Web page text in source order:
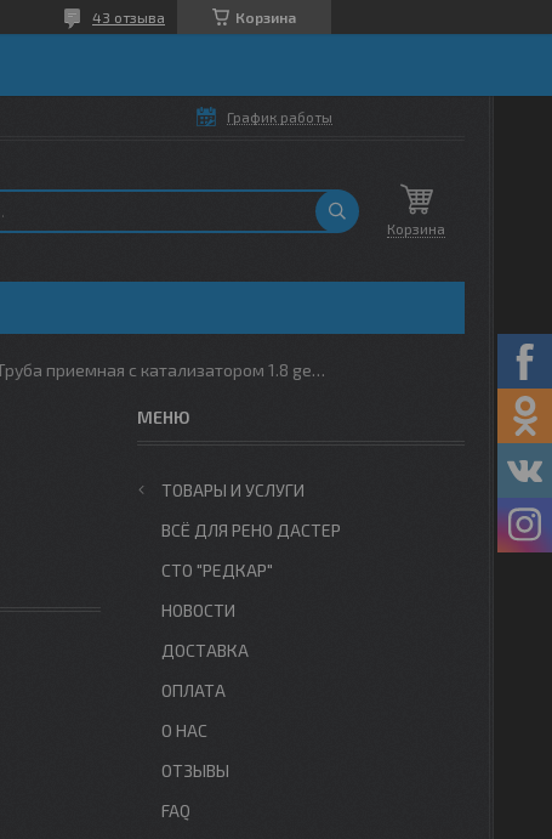
Корзина
43 отзыва
График работы
Корзина
Труба приемная с катализатором 1.8 geely atlas
ТОВАРЫ И УСЛУГИ
ВСЁ ДЛЯ РЕНО ДАСТЕР
СТО "РЕДКАР"
НОВОСТИ
ДОСТАВКА
ОПЛАТА
О НАС
ОТЗЫВЫ
FAQ